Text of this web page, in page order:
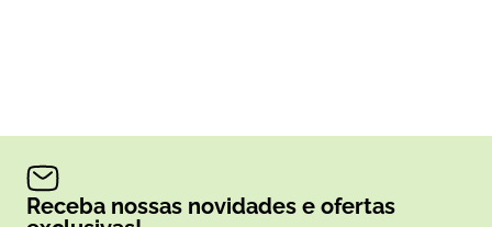
Receba nossas novidades e ofertas